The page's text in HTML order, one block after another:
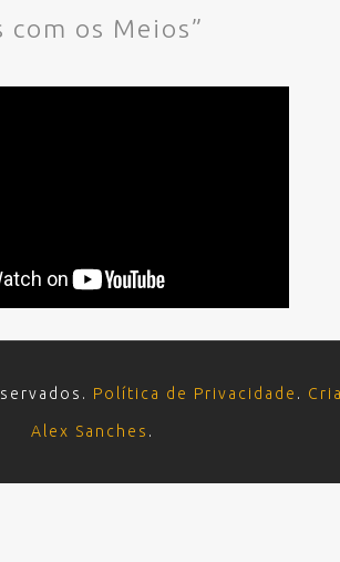
os Meios”
Política de Privacidade .
Alex Sanches .